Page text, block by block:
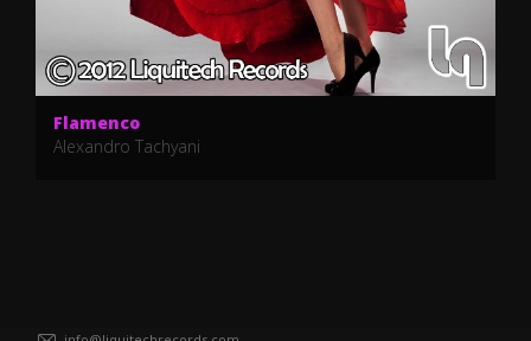
Flamenco
Alexandro Tachyani